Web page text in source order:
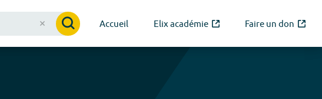
Accueil Elix académie Faire un don